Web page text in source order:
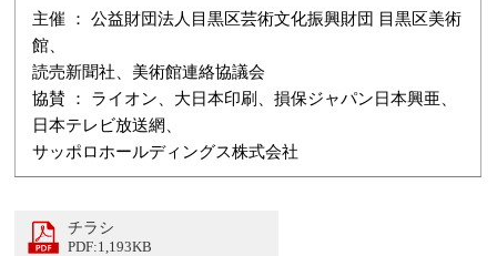
主催 ： 公益財団法人目黒区芸術文化振興財団 目黒区美術
館、
読売新聞社、美術館連絡協議会
協賛 ： ライオン、大日本印刷、損保ジャパン日本興亜、
日本テレビ放送網、
サッポロホールディングス株式会社
チラシ
PDF:1,193KB